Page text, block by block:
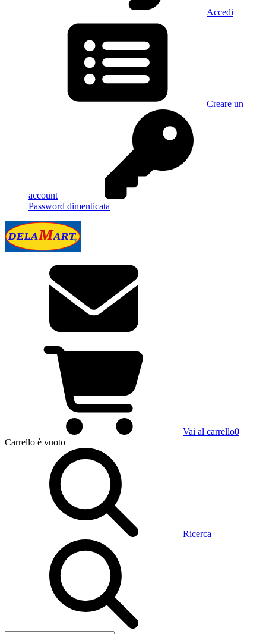
Accedi
Creare un
account
Password dimenticata
Vai al carrello0
Carrello è vuoto
Ricerca